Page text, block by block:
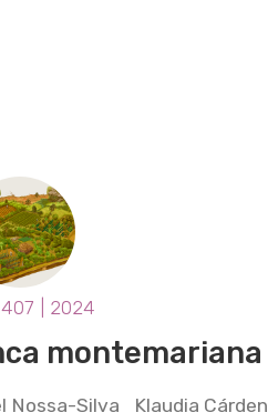
| 2024
montemariana
Nossa-Silva Klaudia